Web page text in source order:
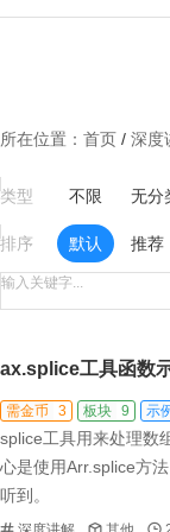
所在位置： 首页 / 深度
类型 不限 无分
排序 默认 推荐
ax.splice工具函数
需金币 3 板块 9 示
splice工具用来处理数
心是使用Arr.splice方
听到。